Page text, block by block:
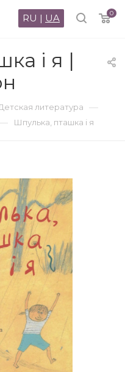
0
RU | UA
і я |
литература —
Шпулька, пташка і я